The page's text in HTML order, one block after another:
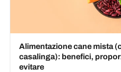
Alimentazione cane mista
casalinga): benefici,
evitare